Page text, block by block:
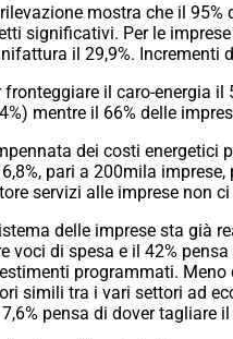
mostra che il
significativi. Per le
il 29,9%. Incrementi
fronteggiare il caro-energia
mentre il 66% delle
dei costi energetici
pari a 200mila
servizi alle imprese non
delle imprese sta già
voci di spesa e il 42%
programmati. Meno
simili tra i vari settori ad
pensa di dover tagliare